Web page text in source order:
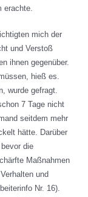
erachte.
mich der
und Verstoß
ihnen gegenüber.
hieß es.
wurde gefragt.
7 Tage nicht
seitdem mehr
hätte. Darüber
die
Maßnahmen
und
Nr. 16).